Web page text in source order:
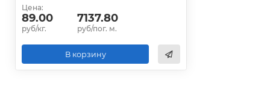
Цена:
89.00
руб/кг.
7137.80
руб/пог. м.
В корзину